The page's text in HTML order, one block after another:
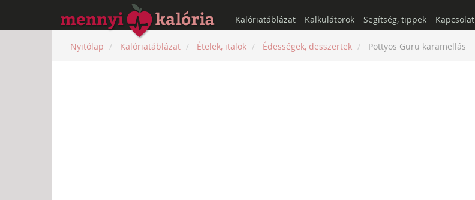
Kalóriatáblázat Kalkulátorok Segítség, tippek Kapcsolat
Nyitólap Kalóriatáblázat Ételek, italok Édességek, desszertek Pöttyös Guru karamellás